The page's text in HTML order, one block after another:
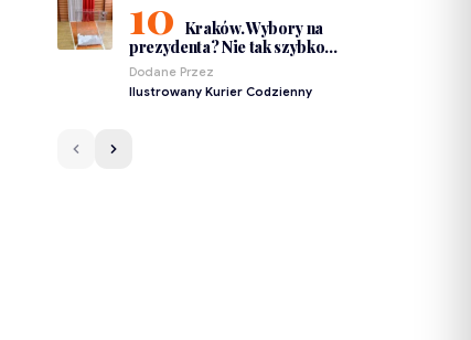
Kraków. Wybory na
prezydenta? Nie tak szybko…
Dodane Przez
Ilustrowany Kurier Codzienny